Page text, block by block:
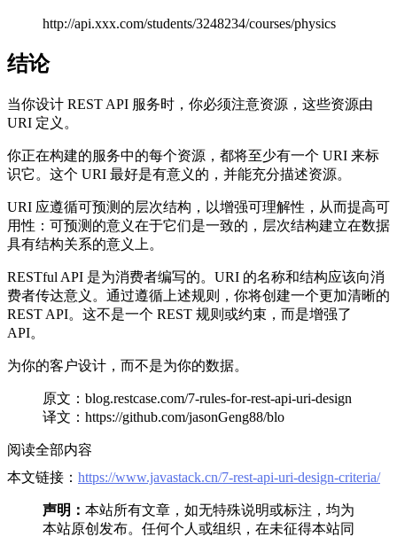
http://api.xxx.com/students/3248234/courses/physics
结论
当你设计 REST API 服务时，你必须注意资源，这些资源由
URI 定义。
你正在构建的服务中的每个资源，都将至少有一个 URI 来标
识它。这个 URI 最好是有意义的，并能充分描述资源。
URI 应遵循可预测的层次结构，以增强可理解性，从而提高可
用性：可预测的意义在于它们是一致的，层次结构建立在数据
具有结构关系的意义上。
RESTful API 是为消费者编写的。URI 的名称和结构应该向消
费者传达意义。通过遵循上述规则，你将创建一个更加清晰的
REST API。这不是一个 REST 规则或约束，而是增强了
API。
为你的客户设计，而不是为你的数据。
原文：blog.restcase.com/7-rules-for-rest-api-uri-design
译文：https://github.com/jasonGeng88/blo
阅读全部内容
本文链接： https://www.javastack.cn/7-rest-api-uri-design-criteria/
声明： 本站所有文章，如无特殊说明或标注，均为
本站原创发布。任何个人或组织，在未征得本站同